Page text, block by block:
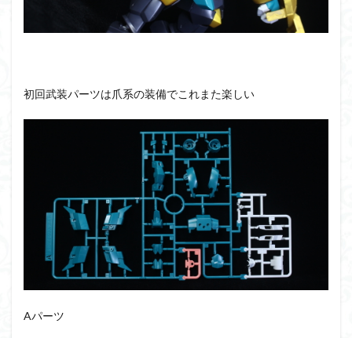
初回武装パーツは爪系の装備でこれまた楽しい
Aパーツ